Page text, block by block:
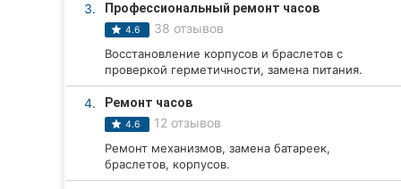
Рестораны
Все рубрики
3. Профессиональный ремонт часов
4.6 38 отзывов
Восстановление корпусов и браслетов с
проверкой герметичности, замена питания.
4. Ремонт часов
4.6 12 отзывов
Ремонт механизмов, замена батареек,
браслетов, корпусов.